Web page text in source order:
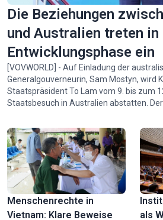
Die Beziehungen
und Australien treten in
Entwicklungsphase ein
[VOVWORLD] - Auf Einladung der
Generalgouverneurin, Sam Mostyn, wird
Staatspräsident To Lam vom 9. bis zum
Staatsbesuch in Australien abstatten.
Partnerschaft zwischen Vietnam und
Entwicklungsphase mit vielen Chancen
für die Zusammenarbeit eintritt.
Menschenrechte in
Vietnam: Klare Beweise
als